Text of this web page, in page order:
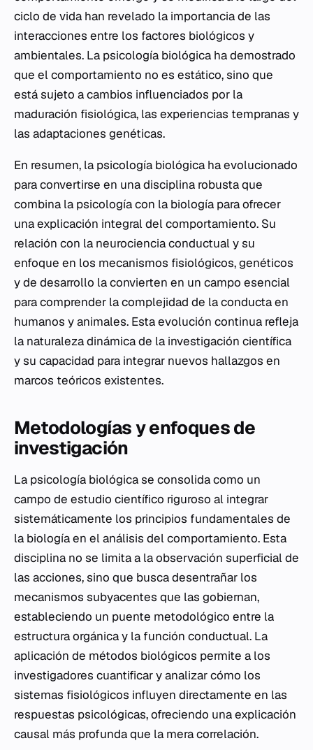
ciclo de vida han revelado la importancia de las
interacciones entre los factores biológicos y
ambientales. La psicología biológica ha demostrado
que el comportamiento no es estático, sino que
está sujeto a cambios influenciados por la
maduración fisiológica, las experiencias tempranas y
las adaptaciones genéticas.
En resumen, la psicología biológica ha evolucionado
para convertirse en una disciplina robusta que
combina la psicología con la biología para ofrecer
una explicación integral del comportamiento. Su
relación con la neurociencia conductual y su
enfoque en los mecanismos fisiológicos, genéticos
y de desarrollo la convierten en un campo esencial
para comprender la complejidad de la conducta en
humanos y animales. Esta evolución continua refleja
la naturaleza dinámica de la investigación científica
y su capacidad para integrar nuevos hallazgos en
marcos teóricos existentes.
Metodologías y enfoques de
investigación
La psicología biológica se consolida como un
campo de estudio científico riguroso al integrar
sistemáticamente los principios fundamentales de
la biología en el análisis del comportamiento. Esta
disciplina no se limita a la observación superficial de
las acciones, sino que busca desentrañar los
mecanismos subyacentes que las gobiernan,
estableciendo un puente metodológico entre la
estructura orgánica y la función conductual. La
aplicación de métodos biológicos permite a los
investigadores cuantificar y analizar cómo los
sistemas fisiológicos influyen directamente en las
respuestas psicológicas, ofreciendo una explicación
causal más profunda que la mera correlación.